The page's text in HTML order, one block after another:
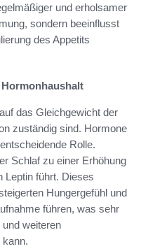
und erholsamer
sondern beeinflusst
des Appetits
das Gleichgewicht der
zuständig sind. Hormone
Rolle.
Schlaf zu einer Erhöhung
Leptin führt. Dieses
Hungergefühl und
führen, was sehr
weiteren
kann.